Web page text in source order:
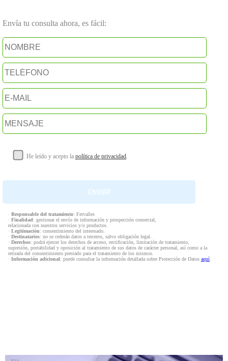
Envía tu consulta ahora, es fácil:
He leído y acepto la política de privacidad.
· Responsable del tratamiento: Fervalles
· Finalidad: gestionar el envío de información y prospección comercial,
relacionada con nuestros servicios y/o productos.
· Legitimación: consentimiento del interesado.
· Destinatarios: no se cederán datos a terceros, salvo obligación legal.
· Derechos: podrá ejercer los derechos de acceso, rectificación, limitación de tratamiento,
supresión, portabilidad y oposición al tratamiento de sus datos de carácter personal, así como a la
retirada del consentimiento prestado para el tratamiento de los mismos.
· Información adicional: puede consultar la información detallada sobre Protección de Datos aquí.